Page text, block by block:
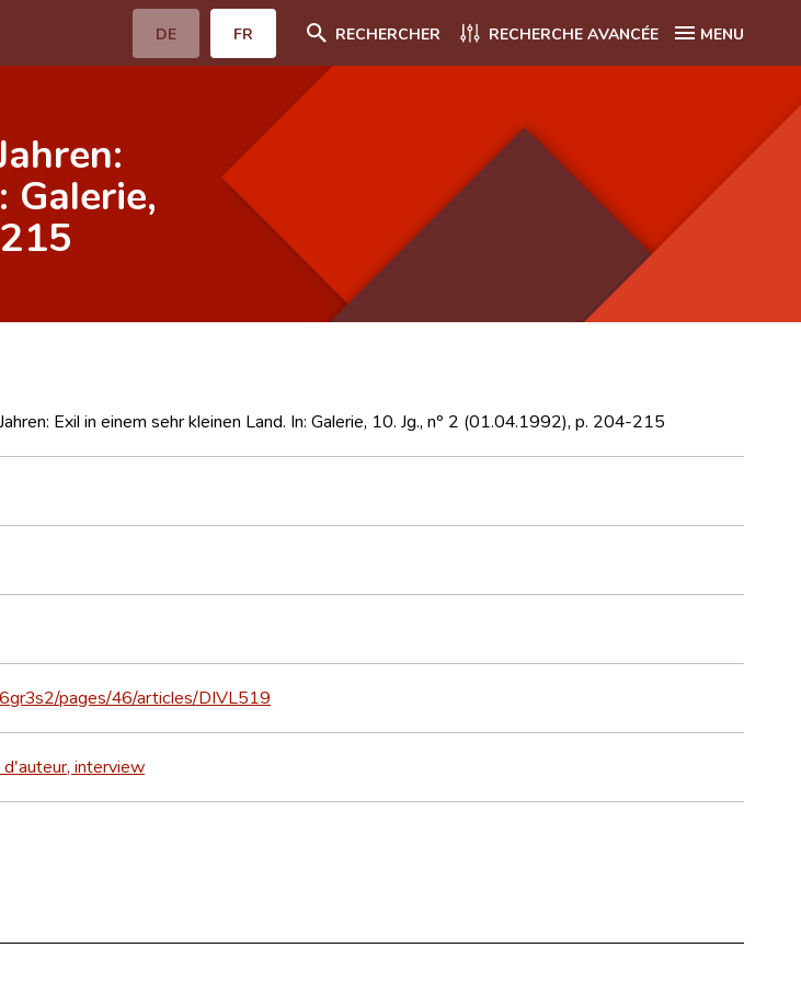
DE FR RECHERCHER RECHERCHE AVANCÉE MENU
Galerie,
Exil in einem sehr kleinen Land. In: Galerie, 10. Jg., nº 2 (01.04.1992), p. 204-215
pages/46/articles/DIVL519
interview